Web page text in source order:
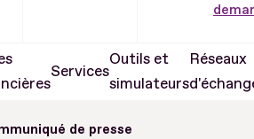
Services
Outils et
simulateurs
Réseaux
de presse